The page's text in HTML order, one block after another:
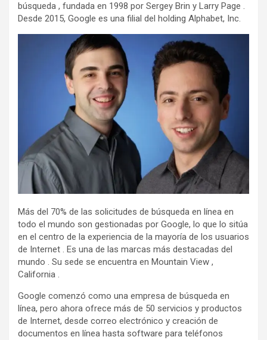
búsqueda , fundada en 1998 por Sergey Brin y Larry Page .
Desde 2015, Google es una filial del holding Alphabet, Inc.
Más del 70% de las solicitudes de búsqueda en línea en
todo el mundo son gestionadas por Google, lo que lo sitúa
en el centro de la experiencia de la mayoría de los usuarios
de Internet . Es una de las marcas más destacadas del
mundo . Su sede se encuentra en Mountain View ,
California .
Google comenzó como una empresa de búsqueda en
línea, pero ahora ofrece más de 50 servicios y productos
de Internet, desde correo electrónico y creación de
documentos en línea hasta software para teléfonos